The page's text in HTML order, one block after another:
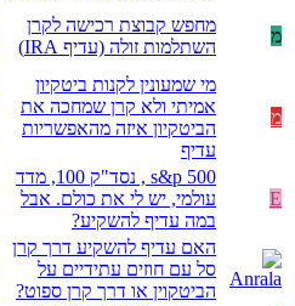
מ
מחפש קבוצת רכישה לקרן
השתלמות זולה (עדיף IRA)
מ
מי שמעונין לקנות ביטקיון
אמיתי ולא קרן שמחכה את
הביטקיון איזה מהאפשריות
עדיף
E
s&p 500 , נסד"ק 100, מדד
עולמי, יש לי את כולם. אבל
במה עדיף להשקיע?
האם עדיף להשקיע דרך קרן
סל עם חוזים עתידיים על
הביטקוין או דרך קרן ספוט?